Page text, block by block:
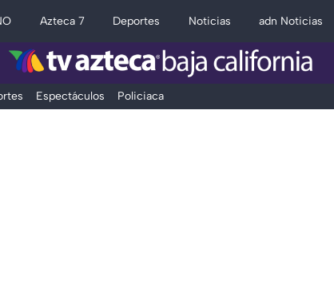
Azteca 7 Deportes Noticias adn Noticias
Espectáculos Policiaca